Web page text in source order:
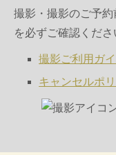
撮影・撮影のご予
を必ずご確認くださ
撮影ご利用ガ
キャンセルポ